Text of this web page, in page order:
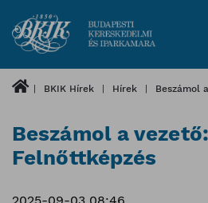
BKIK Hírek Hírek Beszámol
Beszámol a
Felnőttképzés
2025-09-03 08:46